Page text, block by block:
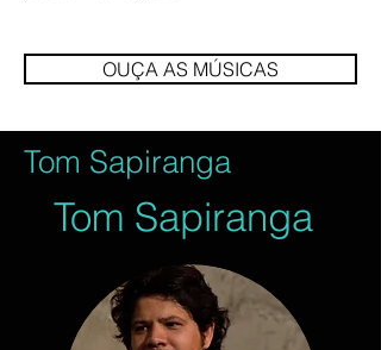
OUÇA AS MÚSICAS
Tom Sapiranga
Tom Sapiranga